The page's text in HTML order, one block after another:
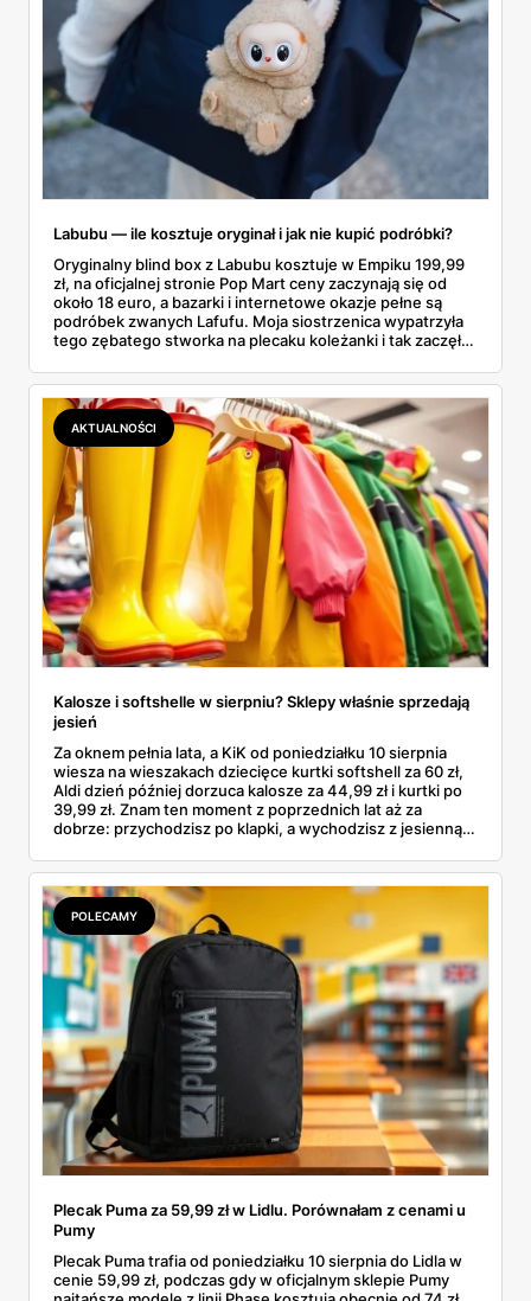
Labubu — ile kosztuje oryginał i jak nie kupić podróbki?
Oryginalny blind box z Labubu kosztuje w Empiku 199,99
zł, na oficjalnej stronie Pop Mart ceny zaczynają się od
około 18 euro, a bazarki i internetowe okazje pełne są
podróbek zwanych Lafufu. Moja siostrzenica wypatrzyła
tego zębatego stworka na plecaku koleżanki i tak zaczęło
kosztuje i po czym poznać, że sprzedawca nie wciska nam
podróbki. Spisałam wszystko, czego się dowiedziałam —
łącznie z jedną wpadką, o której za chwilę.
AKTUALNOŚCI
Kalosze i softshelle w sierpniu? Sklepy właśnie sprzedają
jesień
Za oknem pełnia lata, a KiK od poniedziałku 10 sierpnia
wiesza na wieszakach dziecięce kurtki softshell za 60 zł,
Aldi dzień później dorzuca kalosze za 44,99 zł i kurtki po
39,99 zł. Znam ten moment z poprzednich lat aż za
dobrze: przychodzisz po klapki, a wychodzisz z jesienną
pojawi się w gazetkach w przyszłym tygodniu i czy jest
sens kupować jesień, zanim skończą się wakacje.
POLECAMY
Plecak Puma za 59,99 zł w Lidlu. Porównałam z cenami u
Pumy
Plecak Puma trafia od poniedziałku 10 sierpnia do Lidla w
cenie 59,99 zł, podczas gdy w oficjalnym sklepie Pumy